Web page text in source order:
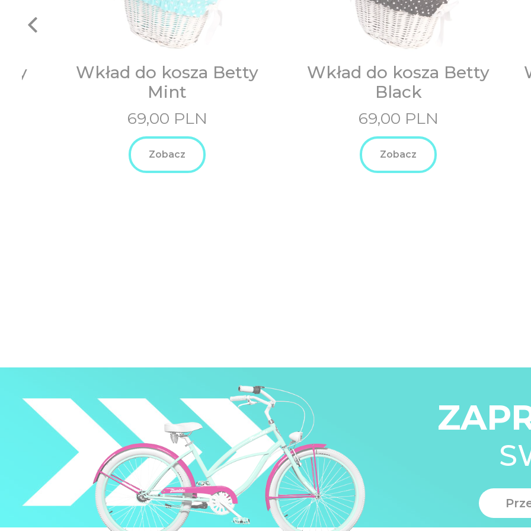
Wkład do kosza Betty
Mint
69,00 PLN
Zobacz
Wkład do kosza Betty
Black
69,00 PLN
Zobacz